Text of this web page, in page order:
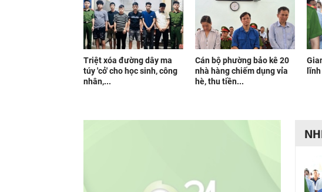
Triệt xóa đường dây ma
túy 'cỏ' cho học sinh, công
nhân,...
Cán bộ phường bảo kê 20
nhà hàng chiếm dụng vỉa
hè, thu tiền...